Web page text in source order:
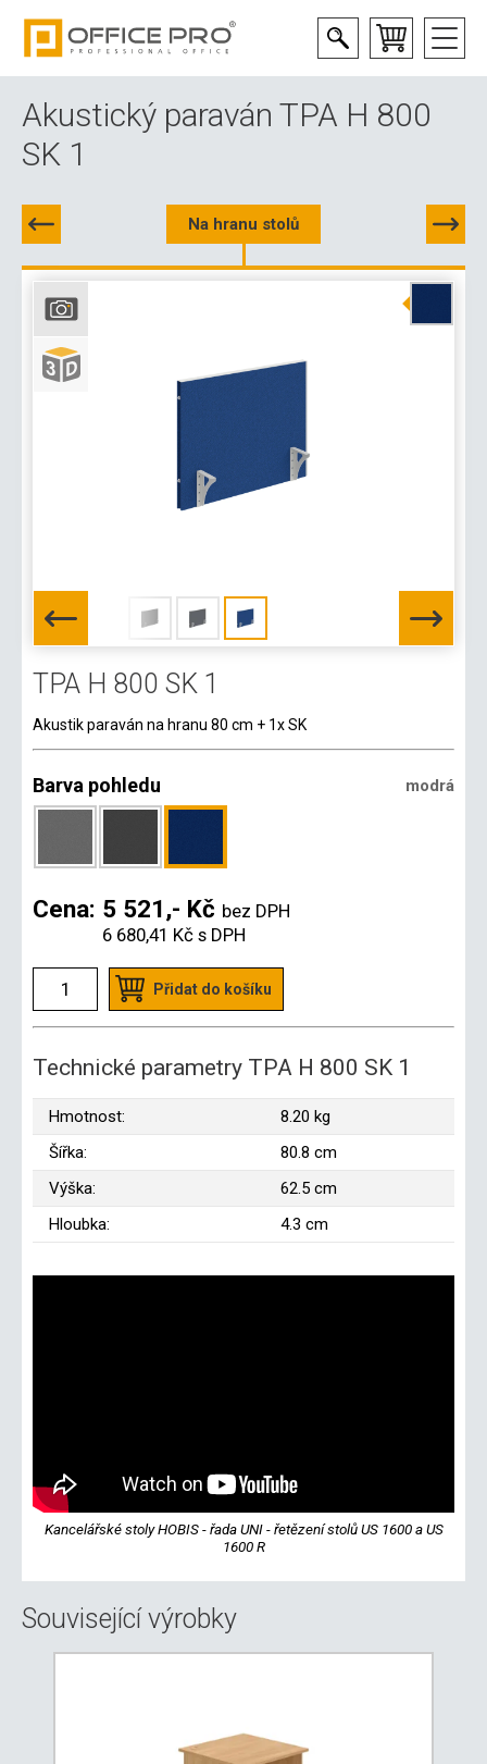
Akustický paraván TPA H 800
SK 1
Na hranu stolů
TPA H 800 SK 1
Akustik paraván na hranu 80 cm + 1x SK
Barva pohledu modrá
Cena: 5 521,- Kč bez DPH
6 680,41 Kč s DPH
Přidat do košíku
Technické parametry TPA H 800 SK 1
Hmotnost:
8.20 kg
Šířka:
80.8 cm
Výška:
62.5 cm
Hloubka:
4.3 cm
Kancelářské stoly HOBIS - řada UNI - řetězení stolů US 1600 a US
1600 R
Související výrobky